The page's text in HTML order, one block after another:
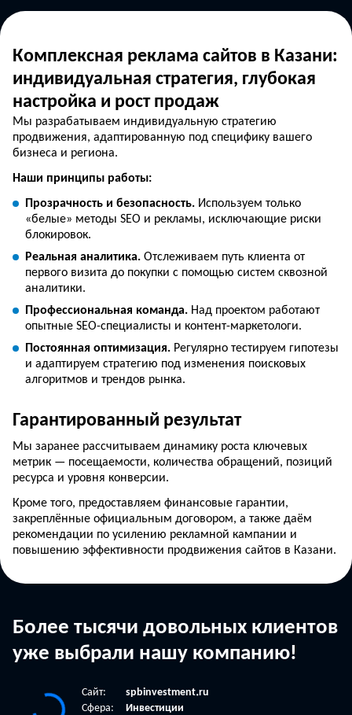
Комплексная реклама сайтов в Казани:
индивидуальная стратегия, глубокая
настройка и рост продаж
Мы разрабатываем индивидуальную стратегию
продвижения, адаптированную под специфику вашего
бизнеса и региона.
Наши принципы работы:
Прозрачность и безопасность. Используем только
«белые» методы SEO и рекламы, исключающие риски
блокировок.
Реальная аналитика. Отслеживаем путь клиента от
первого визита до покупки с помощью систем сквозной
аналитики.
Профессиональная команда. Над проектом работают
опытные SEO-специалисты и контент-маркетологи.
Постоянная оптимизация. Регулярно тестируем гипотезы
и адаптируем стратегию под изменения поисковых
алгоритмов и трендов рынка.
Гарантированный результат
Мы заранее рассчитываем динамику роста ключевых
метрик — посещаемости, количества обращений, позиций
ресурса и уровня конверсии.
Кроме того, предоставляем финансовые гарантии,
закреплённые официальным договором, а также даём
рекомендации по усилению рекламной кампании и
повышению эффективности продвижения сайтов в Казани.
Более тысячи довольных клиентов
уже выбрали нашу компанию!
Сайт: spbinvestment •ru
Сфера:
Инвестиции